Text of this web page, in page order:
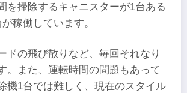
を掃除するキャニスターが1台ある
稼働しています。
ドの飛び散りなど、毎回それなり
。また、運転時間の問題もあって
機1台では難しく、現在のスタイル